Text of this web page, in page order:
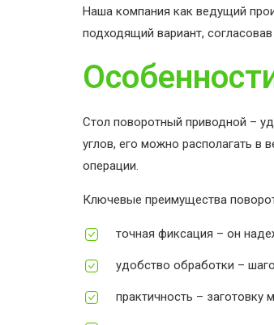
Наша компания как ведущий
подходящий вариант,
Стол поворотный приводной –
углов, его можно располагать в
операции.
Ключевые преимущества
точная фиксация – он
удобство обработки –
практичность –